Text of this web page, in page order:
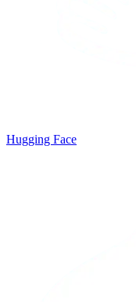
Hugging Face